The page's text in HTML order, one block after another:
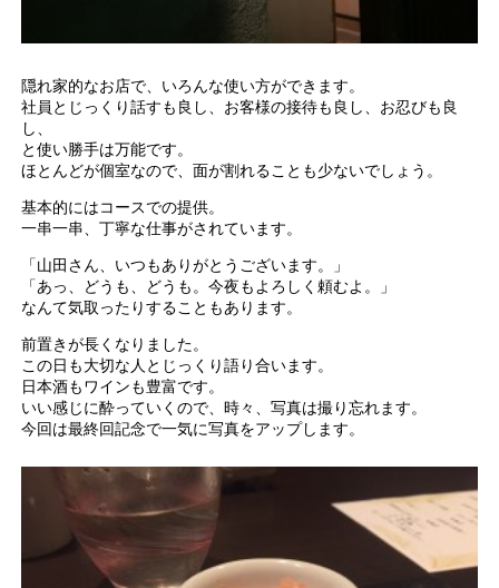
隠れ家的なお店で、いろんな使い方ができます。
社員とじっくり話すも良し、お客様の接待も良し、お忍びも良
し、
と使い勝手は万能です。
ほとんどが個室なので、面が割れることも少ないでしょう。
基本的にはコースでの提供。
一串一串、丁寧な仕事がされています。
「山田さん、いつもありがとうございます。」
「あっ、どうも、どうも。今夜もよろしく頼むよ。」
なんて気取ったりすることもあります。
前置きが長くなりました。
この日も大切な人とじっくり語り合います。
日本酒もワインも豊富です。
いい感じに酔っていくので、時々、写真は撮り忘れます。
今回は最終回記念で一気に写真をアップします。